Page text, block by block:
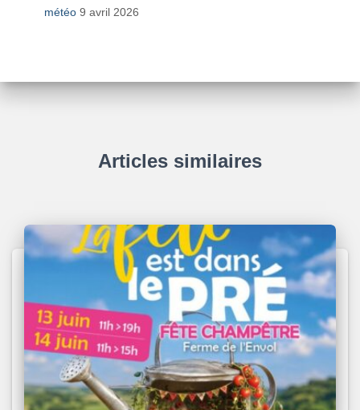
météo 9 avril 2026
Articles similaires